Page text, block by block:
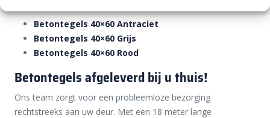
Betontegels 40×60 Antraciet
Betontegels 40×60 Grijs
​Betontegels 40×60 Rood
Betontegels afgeleverd bij u thuis!
Ons team zorgt voor een probleemloze bezorging
rechtstreeks aan uw deur. Met een 18 meter lange